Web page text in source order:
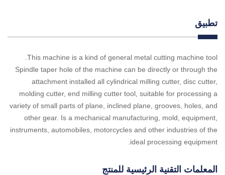
تطبيق
This machine is a kind of general metal cutting machine tool.
Spindle taper hole of the machine can be directly or through the
attachment installed all cylindrical milling cutter, disc cutter,
molding cutter, end milling cutter tool, suitable for processing a
variety of small parts of plane, inclined plane, grooves, holes, and
other gear. Is a mechanical manufacturing, mold, equipment,
instruments, automobiles, motorcycles and other industries of the
ideal processing equipment.
المعلمات التقنية الرئيسية للمنتج